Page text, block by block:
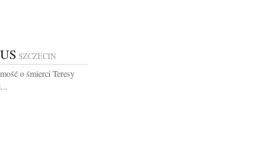
SZCZECIN
o śmierci Teresy